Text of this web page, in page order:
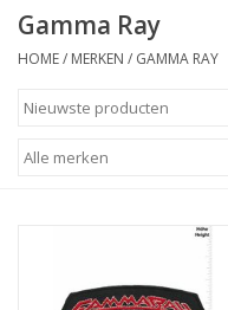
Motor Sport - Sport
Gamma Ray
HOME/ MERKEN / GAMMA RAY